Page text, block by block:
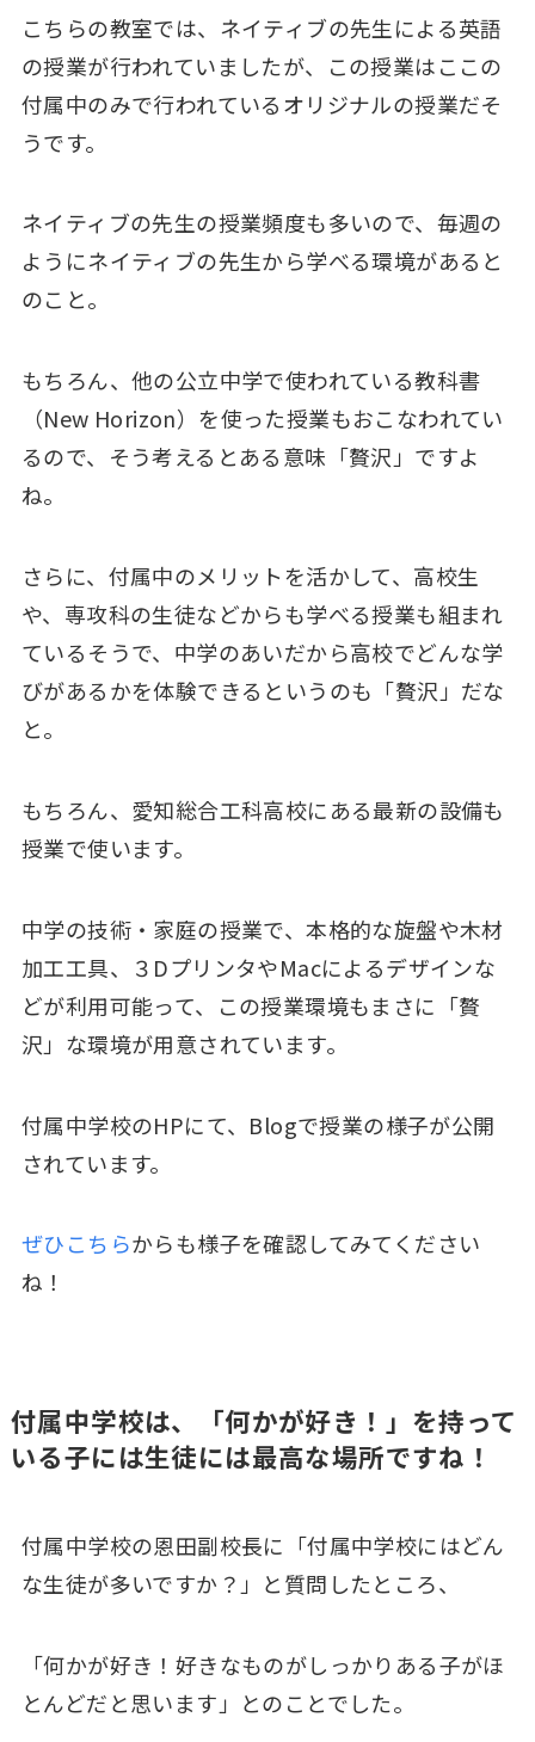
こちらの教室では、ネイティブの先生による英語
の授業が行われていましたが、この授業はここの
付属中のみで行われているオリジナルの授業だそ
うです。
ネイティブの先生の授業頻度も多いので、毎週の
ようにネイティブの先生から学べる環境があると
のこと。
もちろん、他の公立中学で使われている教科書
（New Horizon）を使った授業もおこなわれてい
るので、そう考えるとある意味「贅沢」ですよ
ね。
さらに、付属中のメリットを活かして、高校生
や、専攻科の生徒などからも学べる授業も組まれ
ているそうで、中学のあいだから高校でどんな学
びがあるかを体験できるというのも「贅沢」だな
と。
もちろん、愛知総合工科高校にある最新の設備も
授業で使います。
中学の技術・家庭の授業で、本格的な旋盤や木材
加工工具、３DプリンタやMacによるデザインな
どが利用可能って、この授業環境もまさに「贅
沢」な環境が用意されています。
付属中学校のHPにて、Blogで授業の様子が公開
されています。
ぜひこちらからも様子を確認してみてください
ね！
付属中学校は、「何かが好き！」を持って
いる子には生徒には最高な場所ですね！
付属中学校の恩田副校長に「付属中学校にはどん
な生徒が多いですか？」と質問したところ、
「何かが好き！好きなものがしっかりある子がほ
とんどだと思います」とのことでした。